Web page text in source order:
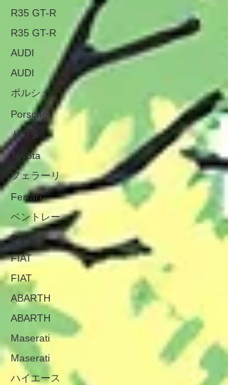
R35 GT-R
R35 GT-R
AUDI
AUDI
ポルシェ
Porsche
トヨタ
Toyota
フェラーリ
Ferrari
ベントレー
Bentley
FIAT
FIAT
ABARTH
ABARTH
Maserati
Maserati
ハイエース